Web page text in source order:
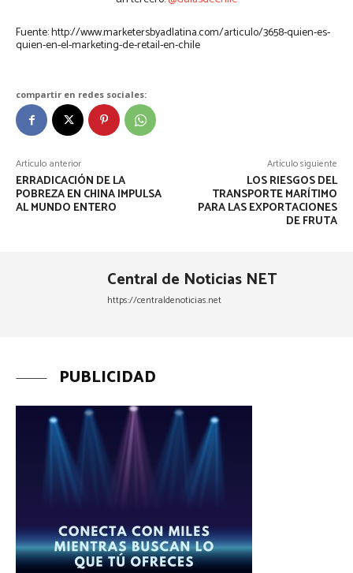
Fuente: http://www.marketersbyadlatina.com/articulo/3658-quien-es-
quien-en-el-marketing-de-retail-en-chile
compartir en redes sociales:
Artículo anterior
ERRADICACIÓN DE LA
POBREZA EN CHINA IMPULSA
AL MUNDO ENTERO
Artículo siguiente
LOS RIESGOS DEL
TRANSPORTE MARÍTIMO
PARA LAS EXPORTACIONES
DE FRUTA
Central de Noticias NET
https://centraldenoticias.net
PUBLICIDAD